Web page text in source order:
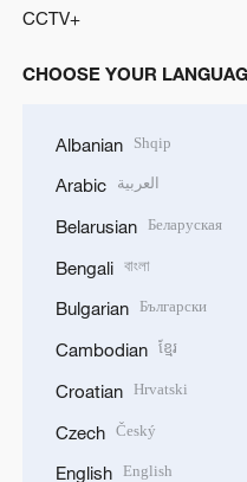
CCTV+
CHOOSE YOUR
Albanian Shqip
Arabic العربية
Belarusian Беларуская
Bengali বাংলা
Bulgarian Български
Cambodian ខ្មែរ
Croatian Hrvatski
Czech Český
English English